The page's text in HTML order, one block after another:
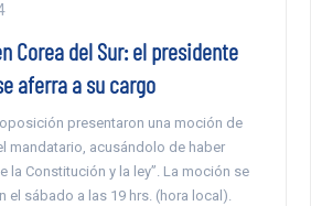
Corea del Sur: el presidente
aferra a su cargo
presentaron una moción de
mandatario, acusándolo de haber
la Constitución y la ley”. La moción se
el sábado a las 19 hrs. (hora local).